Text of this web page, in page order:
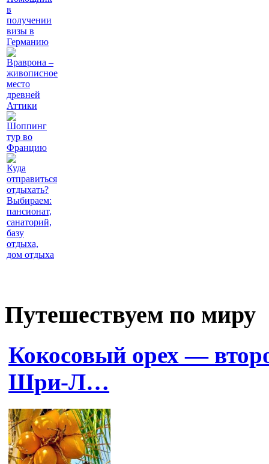
в
получении
визы в
Германию
Враврона –
живописное
место
древней
Аттики
Шоппинг
тур во
Францию
Куда
отправиться
отдыхать?
Выбираем:
пансионат,
санаторий,
базу
отдыха,
дом отдыха
Путешествуем по миру
Кокосовый орех —
Шри-Л…